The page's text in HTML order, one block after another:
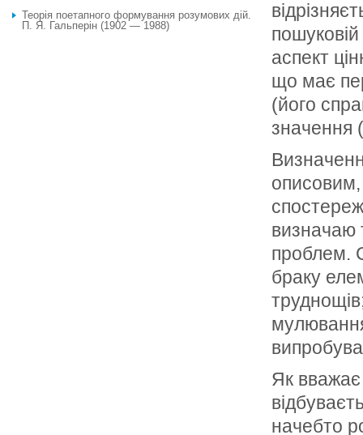
пошуковій
аспект
що має
(його
значення
описовим,
визначаю
проблем.
браку
Як
начебто
Теорія поетапного формування розумових дій.
П. Я. Гальперін (1902 — 1988)